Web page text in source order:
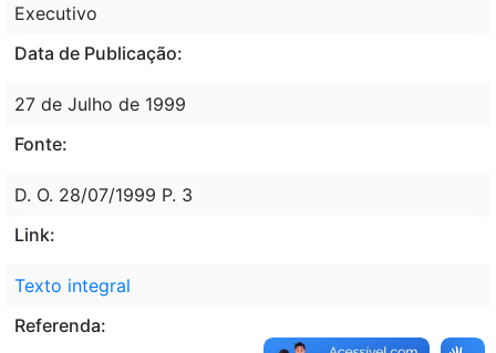
Executivo
Data de Publicação:
27 de Julho de 1999
Fonte:
D. O. 28/07/1999 P. 3
Link:
Texto integral
Referenda: